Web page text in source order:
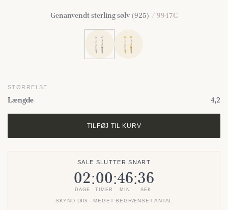
Genanvendt sterling sølv (925) / 9947C
STØRRELSE
Længde 4,2
TILFØJ TIL KURV
SALE SLUTTER SNART
02
DAGE
:00
TIMER
:46
MIN
:36
SEK
SKYND DIG - MEGET BEGRÆNSET ANTAL